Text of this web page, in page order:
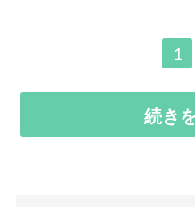
1
続き